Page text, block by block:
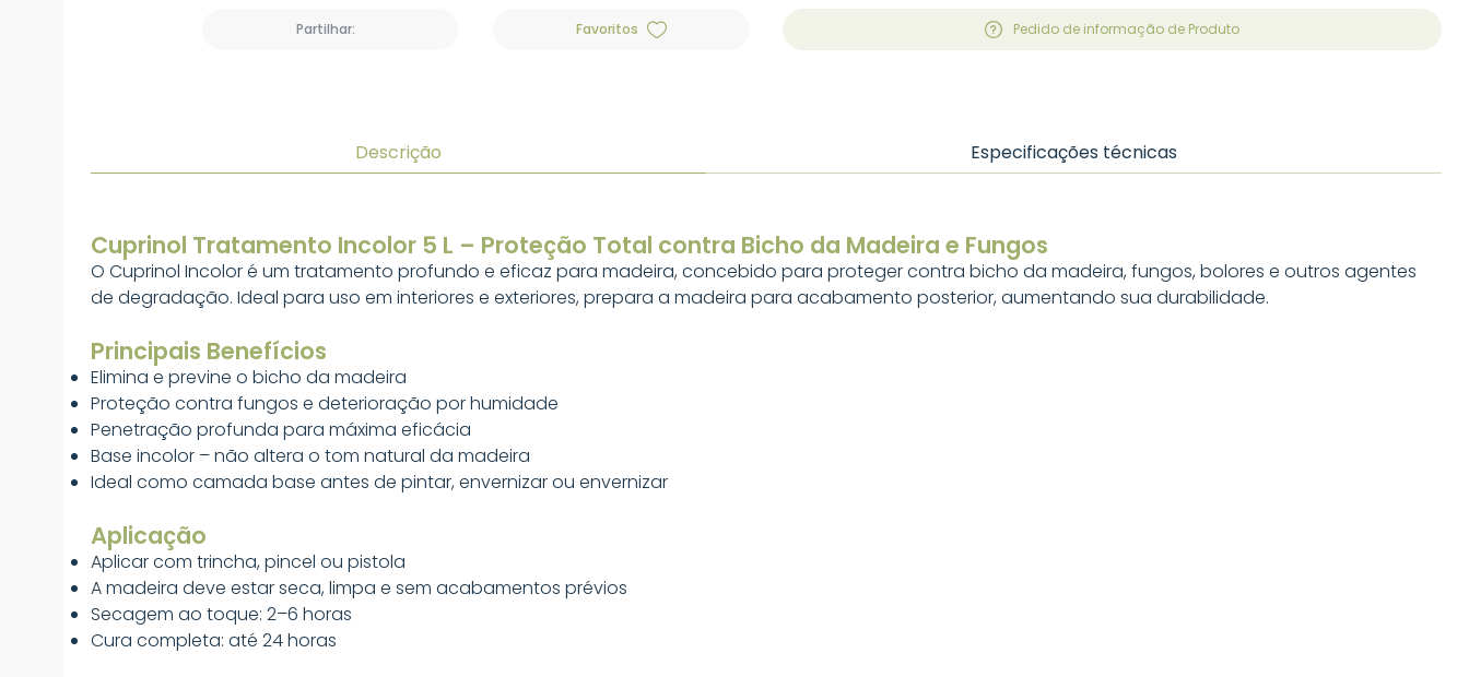
Partilhar: Favoritos Pedido de informação de Produto
Descrição Especificações técnicas
Cuprinol Tratamento Incolor 5 L – Proteção Total contra Bicho da Madeira e Fungos
O Cuprinol Incolor é um tratamento profundo e eficaz para madeira, concebido para proteger contra bicho da madeira, fungos, bolores e outros agentes
de degradação. Ideal para uso em interiores e exteriores, prepara a madeira para acabamento posterior, aumentando sua durabilidade.
Principais Benefícios
Elimina e previne o bicho da madeira
Proteção contra fungos e deterioração por humidade
Penetração profunda para máxima eficácia
Base incolor – não altera o tom natural da madeira
Ideal como camada base antes de pintar, envernizar ou envernizar
Aplicação
Aplicar com trincha, pincel ou pistola
A madeira deve estar seca, limpa e sem acabamentos prévios
Secagem ao toque: 2–6 horas
Cura completa: até 24 horas